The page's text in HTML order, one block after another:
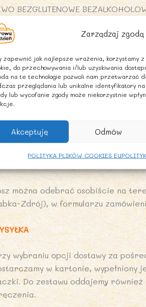
Zarządzaj zgodą
zapewnić jak najlepsze wrażenia, korzystamy
do przechowywania i/lub uzyskiwania
na te technologie pozwoli nam przetwarzać
przeglądania lub unikalne identyfikatory
lub wycofanie zgody może niekorzystnie
Akceptuję Odmów
POLITYKA PLIKÓW COOKIES EU
BEZGLUTENOWE
(Z RYŻU BIAŁEGO)
LEKKO SOLONE
KOSZ PODARUNKOWY
KOKARDA
można odebrać osobiście na
Zdrój), w formularzu
wybraniu opcji dostawy za
w kartonie, wypełniony
Do zestawu oddajemy